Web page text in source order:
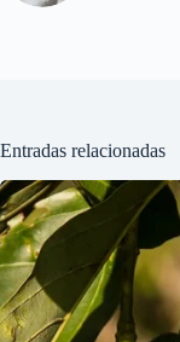
Entradas relacionadas